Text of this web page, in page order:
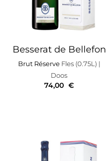
Besserat de Bellefon
Brut Réserve Fles (0.75L) |
Doos
74,00 €